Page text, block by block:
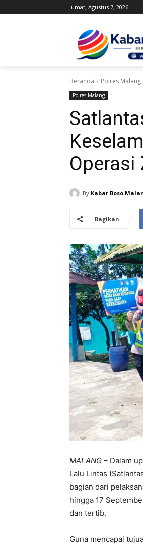
Jumat, Agustus 7, 2026
Beranda Polres Malang
Polres Malang
Operasi
By Kabar Boso
Bagikan
MALANG – Dalam
Lalu Lintas
bagian dari
hingga 17
dan tertib.
Guna mencapai